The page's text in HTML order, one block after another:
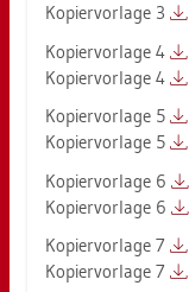
Ko­pier­vor­la­ge 3
Ko­pier­vor­la­ge 4
Ko­pier­vor­la­ge 4
Ko­pier­vor­la­ge 5
Ko­pier­vor­la­ge 5
Ko­pier­vor­la­ge 6
Ko­pier­vor­la­ge 6
Ko­pier­vor­la­ge 7
Ko­pier­vor­la­ge 7